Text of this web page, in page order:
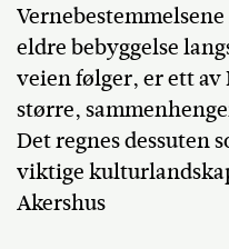
eldre bebyggelse
veien følger, er ett
større,
Det regnes dessuten
viktige
Akershus